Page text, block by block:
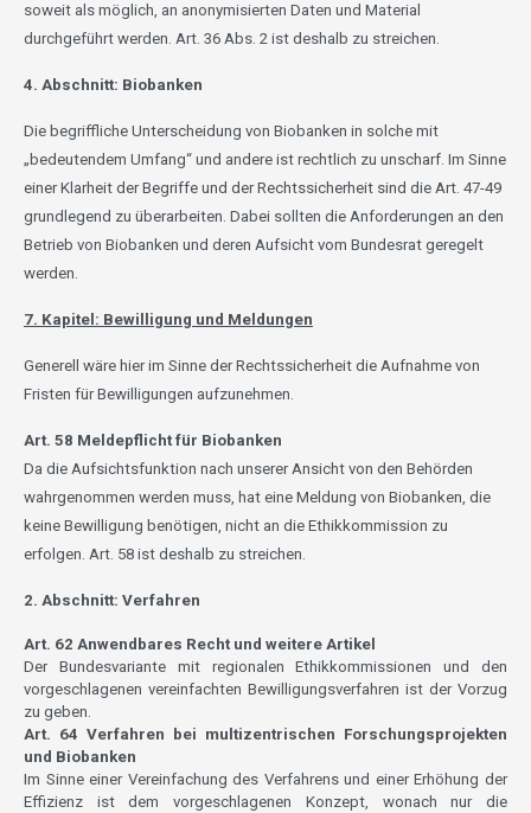
soweit als möglich, an anonymisierten Daten und Material
durchgeführt werden. Art. 36 Abs. 2 ist deshalb zu streichen.
4. Abschnitt: Biobanken
Die begriffliche Unterscheidung von Biobanken in solche mit
„bedeutendem Umfang“ und andere ist rechtlich zu unscharf. Im Sinne
einer Klarheit der Begriffe und der Rechtssicherheit sind die Art. 47-49
grundlegend zu überarbeiten. Dabei sollten die Anforderungen an den
Betrieb von Biobanken und deren Aufsicht vom Bundesrat geregelt
werden.
7. Kapitel: Bewilligung und Meldungen
Generell wäre hier im Sinne der Rechtssicherheit die Aufnahme von
Fristen für Bewilligungen aufzunehmen.
Art. 58 Meldepflicht für Biobanken
Da die Aufsichtsfunktion nach unserer Ansicht von den Behörden
wahrgenommen werden muss, hat eine Meldung von Biobanken, die
keine Bewilligung benötigen, nicht an die Ethikkommission zu
erfolgen. Art. 58 ist deshalb zu streichen.
2. Abschnitt: Verfahren
Art. 62 Anwendbares Recht und weitere Artikel
Der Bundesvariante mit regionalen Ethikkommissionen und den
vorgeschlagenen vereinfachten Bewilligungsverfahren ist der Vorzug
zu geben.
Art. 64 Verfahren bei multizentrischen Forschungsprojekten
und Biobanken
Im Sinne einer Vereinfachung des Verfahrens und einer Erhöhung der
Effizienz ist dem vorgeschlagenen Konzept, wonach nur die